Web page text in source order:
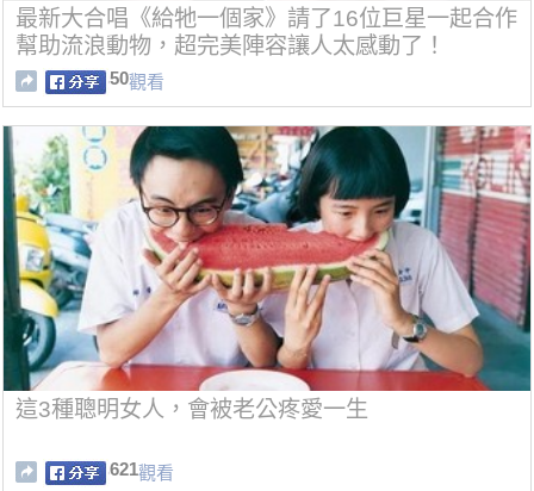
最新大合唱《給牠一個家》請了16位巨星一起合作
幫助流浪動物，超完美陣容讓人太感動了！
50觀看
這3種聰明女人，會被老公疼愛一生
621觀看